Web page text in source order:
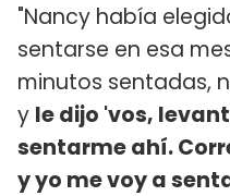
"Nancy había
sentarse en esa
minutos sentadas,
y le dijo 'vos,
sentarme ahí.
y yo me voy a